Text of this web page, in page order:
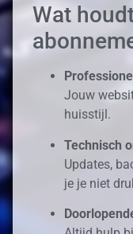
Wat
Jouw
huisstijl.
Technisch
Updates,
je je niet